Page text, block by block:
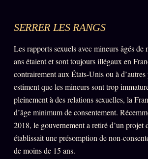
SERRER LES RANGS
Les rapports sexuels avec mineurs âgés de
ans étaient et sont toujours illégaux en
contrairement aux États-Unis ou à
estiment que les mineurs sont trop
pleinement à des relations sexuelles, la
d’âge minimum de consentement.
2018, le gouvernement a retiré d’un projet
établissait une présomption de non-
de moins de 15 ans.